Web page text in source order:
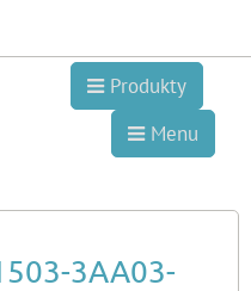
Produkty
Menu
3AA03-